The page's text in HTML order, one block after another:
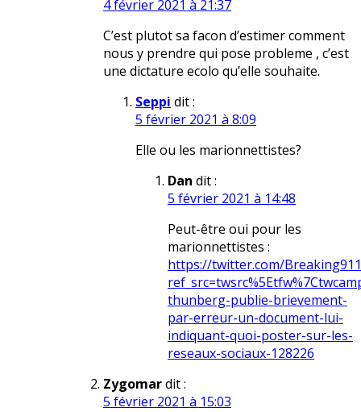
4 février 2021 à 21:37
C’est plutot sa facon d’estimer comment
nous y prendre qui pose probleme , c’est
une dictature ecolo qu’elle souhaite.
Seppi dit :
5 février 2021 à 8:09
Elle ou les marionnettistes?
Dan dit :
5 février 2021 à 14:48
Peut-être oui pour les
marionnettistes :
https://twitter.com/
thunberg-publie-brievement-
par-erreur-un-document-lui-
indiquant-quoi-poster-sur-les-
reseaux-sociaux-128226
Zygomardit :
5 février 2021 à 15:03